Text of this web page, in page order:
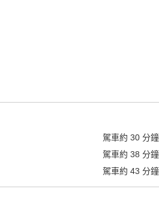
駕車約 30分鐘
駕車約 38 分鐘
駕車約 43 分鐘